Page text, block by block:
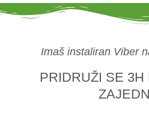
Imaš instaliran Viber
PRIDRUŽI SE 3H